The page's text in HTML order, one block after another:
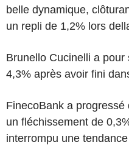
belle dynamique,
un repli de 1,2% lors
Brunello Cucinelli a
4,3% après avoir fini
FinecoBank a
un fléchissement de
interrompu une